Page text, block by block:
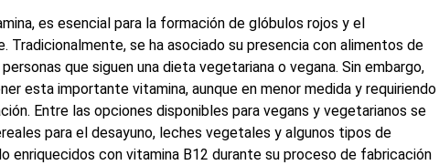
es esencial para la formación de glóbulos rojos y el
Tradicionalmente, se ha asociado su presencia con alimentos de
que siguen una dieta vegetariana o vegana. Sin embargo,
esta importante vitamina, aunque en menor medida y requiriendo
Entre las opciones disponibles para vegans y vegetarianos se
para el desayuno, leches vegetales y algunos tipos de
enriquecidos con vitamina B12 durante su proceso de fabricación